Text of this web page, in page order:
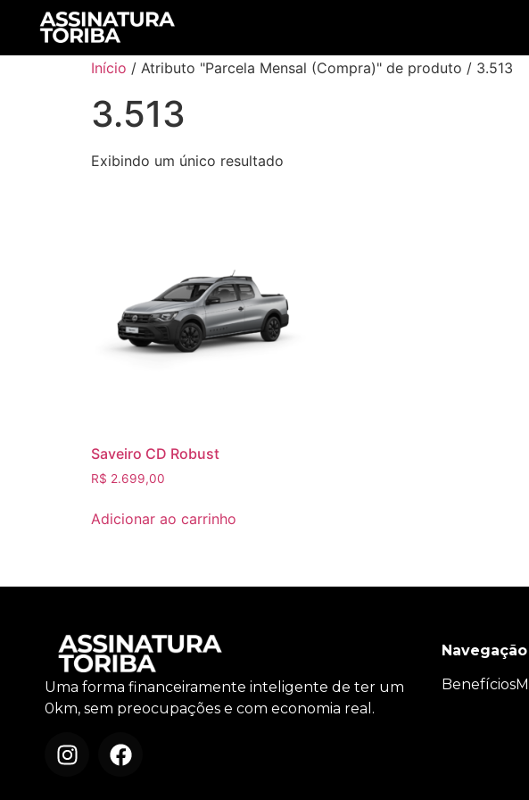
Início / Atributo "Parcela Mensal (Compra)" de produto / 3.513
3.513
Exibindo um único resultado
Saveiro CD Robust
R$ 2.699,00
Adicionar ao carrinho
Uma forma financeiramente inteligente de ter um
0km, sem preocupações e com economia real.
Navegação
Benefícios